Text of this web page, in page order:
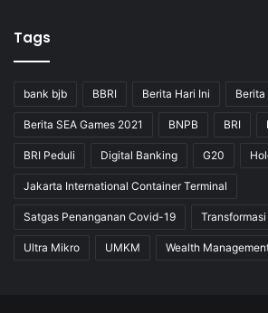
Tags
bank bjb BBRI Berita Hari Ini Berita
Berita SEA Games 2021 BNPB BRI
BRI Peduli Digital Banking G20
Jakarta International Container Terminal
Satgas Penanganan Covid-19
Ultra Mikro UMKM Wealth